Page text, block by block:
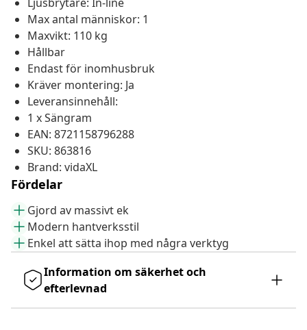
Max antal människor: 1
Maxvikt: 110 kg
Hållbar
Endast för inomhusbruk
Kräver montering: Ja
Leveransinnehåll:
1 x Sängram
EAN: 8721158796288
SKU: 863816
Brand: vidaXL
Fördelar
Gjord av massivt ek
Modern hantverksstil
Enkel att sätta ihop med några verktyg
Information om säkerhet och
efterlevnad